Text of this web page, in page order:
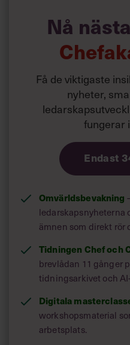
träna sig i
framtidsspana. Här
metoder och övningar.
Liknande innehållhittas här:
Ledarskapsbiblioteket
Nå
Få de viktigaste
nyheter,
fungerar
Endast
Omvärldsbevakning
ledarskapsnyheterna
ämnen som direkt rör
Tidningen Chef och
brevlådan 11 gånger
tidningsarkivet och
Digitala
workshopsmaterial
arbetsplats.